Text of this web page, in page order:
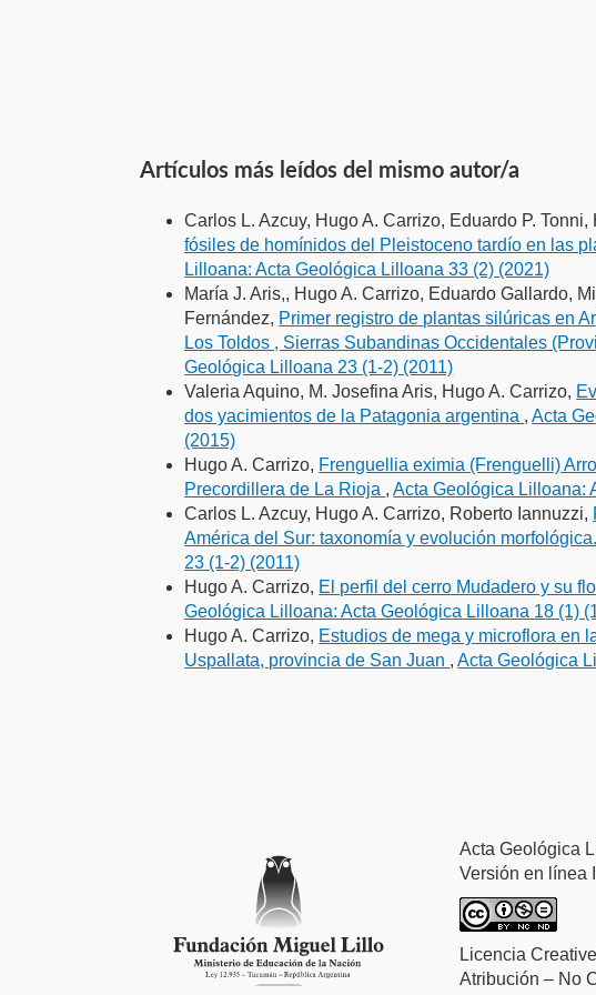
Artículos más leídos del mismo autor/a
Carlos L. Azcuy, Hugo A. Carrizo, Eduardo P.
fósiles de homínidos del Pleistoceno tardío en las
Lilloana: Acta Geológica Lilloana 33 (2) (2021)
María J. Aris,, Hugo A. Carrizo, Eduardo Gallardo,
Fernández, Primer registro de plantas silúricas en
Los Toldos , Sierras Subandinas Occidentales
Geológica Lilloana 23 (1-2) (2011)
Valeria Aquino, M. Josefina Aris, Hugo A. Carrizo,
dos yacimientos de la Patagonia argentina ,Acta
(2015)
Hugo A. Carrizo, Frenguellia eximia (Frenguelli)
Precordillera de La Rioja ,Acta Geológica Lilloana:
Carlos L. Azcuy, Hugo A. Carrizo, Roberto Iannuzzi,
América del Sur: taxonomía y evolución morfológica.
23 (1-2) (2011)
Hugo A. Carrizo, El perfil del cerro Mudadero y su
Geológica Lilloana: Acta Geológica Lilloana 18 (1)
Hugo A. Carrizo, Estudios de mega y microflora en
Uspallata, provincia de San Juan ,Acta Geológica
Acta Geológica
Versión en línea
Licencia
Atribución – No